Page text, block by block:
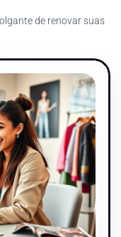
de renovar suas